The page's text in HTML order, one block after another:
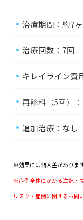
治療期間：約7
治療回数：7回
キレイライン費
再診料（5回）
追加治療：なし
※効果には個人差があります
※症例全体にかかる注記・
リスク・症例に関するお問